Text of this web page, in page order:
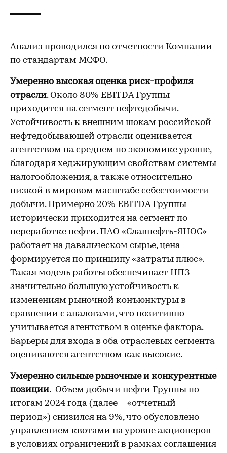
Анализ проводился по отчетности Компании
по стандартам МСФО.
Умеренно высокая оценка риск-профиля
отрасли. Около 80% EBITDA Группы
приходится на сегмент нефтедобычи.
Устойчивость к внешним шокам российской
нефтедобывающей отрасли оценивается
агентством на среднем по экономике уровне,
благодаря хеджирующим свойствам системы
налогообложения, а также относительно
низкой в мировом масштабе себестоимости
добычи. Примерно 20% EBITDA Группы
исторически приходится на сегмент по
переработке нефти. ПАО «Славнефть-ЯНОС»
работает на давальческом сырье, цена
формируется по принципу «затраты плюс».
Такая модель работы обеспечивает НПЗ
значительно большую устойчивость к
изменениям рыночной конъюнктуры в
сравнении с аналогами, что позитивно
учитывается агентством в оценке фактора.
Барьеры для входа в оба отраслевых сегмента
оцениваются агентством как высокие.
Умеренно сильные рыночные и конкурентные
позиции. Объем добычи нефти Группы по
итогам 2024 года (далее – «отчетный
период») снизился на 9%, что обусловлено
управлением квотами на уровне акционеров
в условиях ограничений в рамках соглашения